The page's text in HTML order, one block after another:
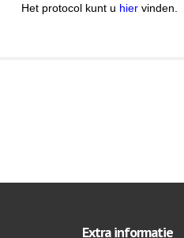
Het protocol kunt u hier vinden.
Extra informatie